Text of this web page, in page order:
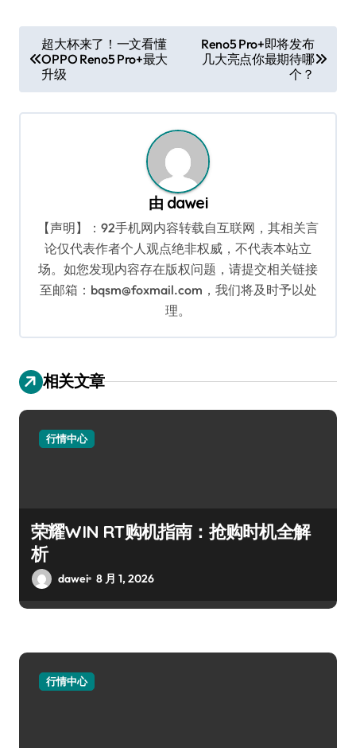
章
导
航
超大杯来了！一文看懂
OPPO Reno5 Pro+最大
升级
Reno5 Pro+即将发布
几大亮点你最期待哪
个？
由 dawei
【声明】：92手机网内容转载自互联网，其相关言
论仅代表作者个人观点绝非权威，不代表本站立
场。如您发现内容存在版权问题，请提交相关链接
至邮箱：bqsm@foxmail.com，我们将及时予以处
理。
相关文章
行情中心
荣耀WIN RT购机指南：抢购时机全解
析
dawei 8 月 1, 2026
行情中心